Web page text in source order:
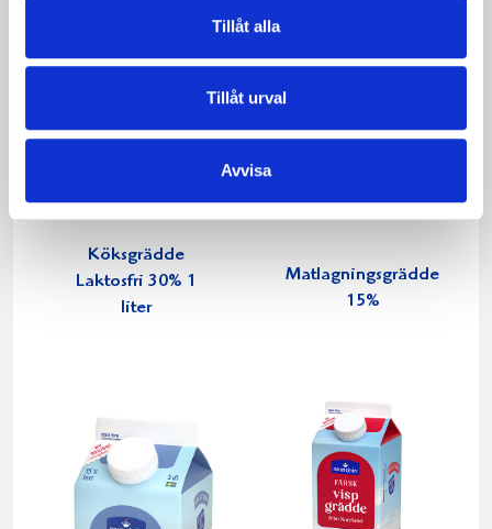
Tillåt alla
Tillåt urval
Avvisa
Köksgrädde
Laktosfri 30% 1
liter
Matlagningsgrädde
15%